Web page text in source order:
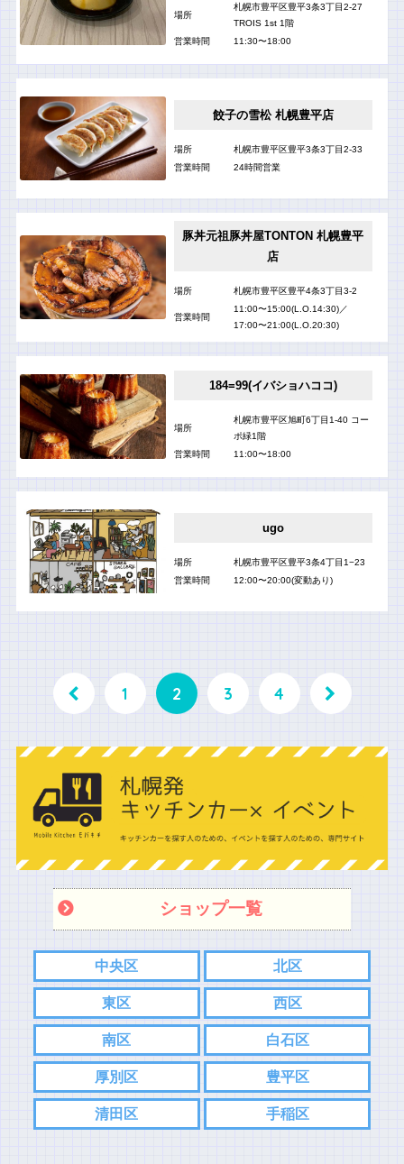
場所
札幌市豊平区豊平3条3丁目2-27
TROIS 1st 1階
営業時間
11:30〜18:00
餃子の雪松 札幌豊平店
場所
札幌市豊平区豊平3条3丁目2-33
営業時間
24時間営業
豚丼元祖豚丼屋TONTON 札幌豊平
店
場所 札幌市豊平区豊平4条3丁目3-2
営業時間
11:00〜15:00(L.O.14:30)／
17:00〜21:00(L.O.20:30)
184=99(イバショハココ)
場所
札幌市豊平区旭町6丁目1-40 コー
ポ緑1階
営業時間
11:00〜18:00
ugo
場所
札幌市豊平区豊平3条4丁目1−23
営業時間
12:00〜20:00(変動あり)
1 2 3 4
ショップ一覧
中央区 北区
東区 西区
南区 白石区
厚別区 豊平区
清田区 手稲区